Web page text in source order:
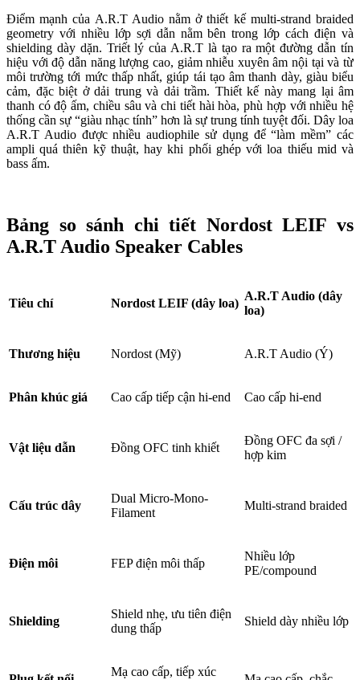
Điểm mạnh của A.R.T Audio nằm ở thiết kế multi-strand braided
geometry với nhiều lớp sợi dẫn nằm bên trong lớp cách điện và
shielding dày dặn. Triết lý của A.R.T là tạo ra một đường dẫn tín
hiệu với độ dẫn năng lượng cao, giảm nhiễu xuyên âm nội tại và từ
môi trường tới mức thấp nhất, giúp tái tạo âm thanh dày, giàu biểu
cảm, đặc biệt ở dải trung và dải trầm. Thiết kế này mang lại âm
thanh có độ ấm, chiều sâu và chi tiết hài hòa, phù hợp với nhiều hệ
thống cần sự “giàu nhạc tính” hơn là sự trung tính tuyệt đối. Dây loa
A.R.T Audio được nhiều audiophile sử dụng để “làm mềm” các
ampli quá thiên kỹ thuật, hay khi phối ghép với loa thiếu mid và
bass ấm.
Bảng so sánh chi tiết Nordost LEIF vs
A.R.T Audio Speaker Cables
Tiêu chí Nordost LEIF (dây loa)
A.R.T Audio (dây
loa)
Thương hiệu Nordost (Mỹ) A.R.T Audio (Ý)
Phân khúc giá Cao cấp tiếp cận hi-end Cao cấp hi-end
Vật liệu dẫn Đồng OFC tinh khiết
Đồng OFC đa sợi /
hợp kim
Cấu trúc dây
Dual Micro-Mono-
Filament
Multi-strand braided
Điện môi FEP điện môi thấp
Nhiều lớp
PE/compound
Shielding
Shield nhẹ, ưu tiên điện
dung thấp
Shield dày nhiều lớp
Mạ cao cấp, tiếp xúc